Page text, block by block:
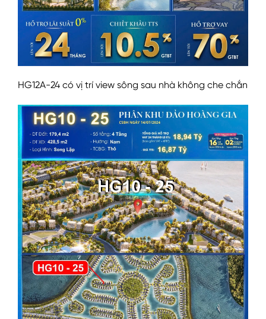
HG12A-24 có vị trí view sông sau nhà không che chắn